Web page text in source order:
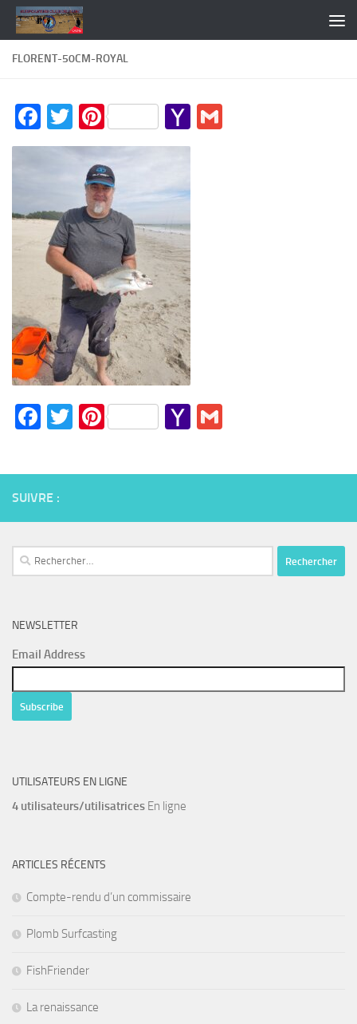
Skip to content
FLORENT-50CM-ROYAL
Facebook
TwitterPinterestYahoo
Facebook
TwitterPinterestYahoo
SUIVRE :
Rechercher :
NEWSLETTER
Email Address
UTILISATEURS EN LIGNE
4 utilisateurs/utilisatrices En ligne
ARTICLES RÉCENTS
Compte-rendu d’un commissaire
Plomb Surfcasting
FishFriender
La renaissance